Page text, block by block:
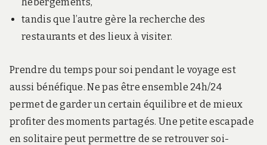
tandis que l’autre gère la recherche des
restaurants et des lieux à visiter.
Prendre du temps pour soi pendant le voyage est
aussi bénéfique. Ne pas être ensemble 24h/24
permet de garder un certain équilibre et de mieux
profiter des moments partagés. Une petite escapade
en solitaire peut permettre de se retrouver soi-